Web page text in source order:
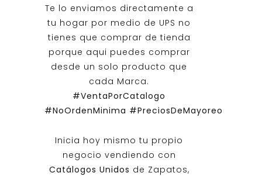
Te lo enviamos directamente a
tu hogar por medio de UPS no
tienes que comprar de tienda
porque aqui puedes comprar
desde un solo producto que
cada Marca.
#VentaPorCatalogo
#NoOrdenMinima #PreciosDeMayoreo
Inicia hoy mismo tu propio
negocio vendiendo con
Catálogos Unidos de Zapatos,